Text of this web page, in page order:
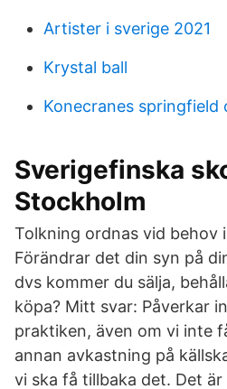
Artister i sverige 2021
Krystal ball
Konecranes springfield
Sverigefinska
Stockholm
Tolkning ordnas vid behov
Förändrar det din syn på
dvs kommer du sälja,
köpa? Mitt svar: Påverkar
praktiken, även om vi inte
annan avkastning på
vi ska få tillbaka det. Det